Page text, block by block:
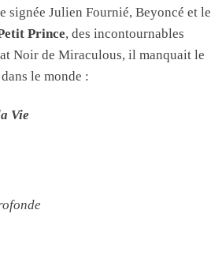
signée Julien Fournié, Beyoncé et le
Prince, des incontournables
Noir de Miraculous, il manquait le
le monde :
Vie